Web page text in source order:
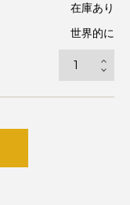
在庫あり
世界的に